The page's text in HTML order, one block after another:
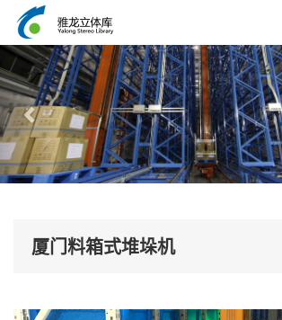
Previous
厦门料箱式堆垛机